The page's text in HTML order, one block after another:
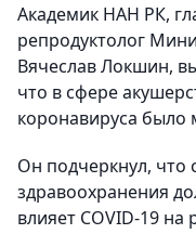
Академик НАН РК,
репродуктолог
Вячеслав Локшин,
что в сфере
коронавируса было
Он подчеркнул, что
здравоохранения
влияет COVID-19 на